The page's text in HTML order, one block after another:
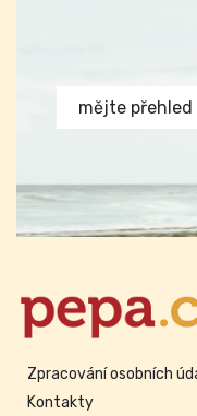
mějte
Zpracování osobních
Kontakty